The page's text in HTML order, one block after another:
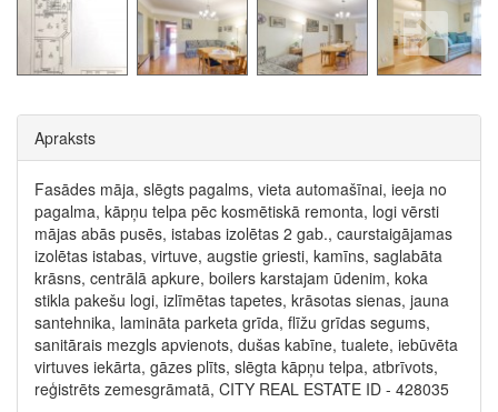
Apraksts
Fasādes māja, slēgts pagalms, vieta automašīnai, ieeja no
pagalma, kāpņu telpa pēc kosmētiskā remonta, logi vērsti
mājas abās pusēs, istabas izolētas 2 gab., caurstaigājamas
izolētas istabas, virtuve, augstie griesti, kamīns, saglabāta
krāsns, centrālā apkure, boilers karstajam ūdenim, koka
stikla pakešu logi, izlīmētas tapetes, krāsotas sienas, jauna
santehnika, lamināta parketa grīda, flīžu grīdas segums,
sanitārais mezgls apvienots, dušas kabīne, tualete, iebūvēta
virtuves iekārta, gāzes plīts, slēgta kāpņu telpa, atbrīvots,
reģistrēts zemesgrāmatā, CITY REAL ESTATE ID - 428035